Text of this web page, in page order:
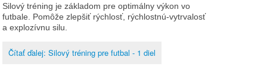
Silový tréning je základom pre optimálny výkon vo
futbale. Pomôže zlepšiť rýchlosť, rýchlostnú-vytrvalosť
a explozívnu silu.
Čítať ďalej: Silový tréning pre futbal - 1 diel